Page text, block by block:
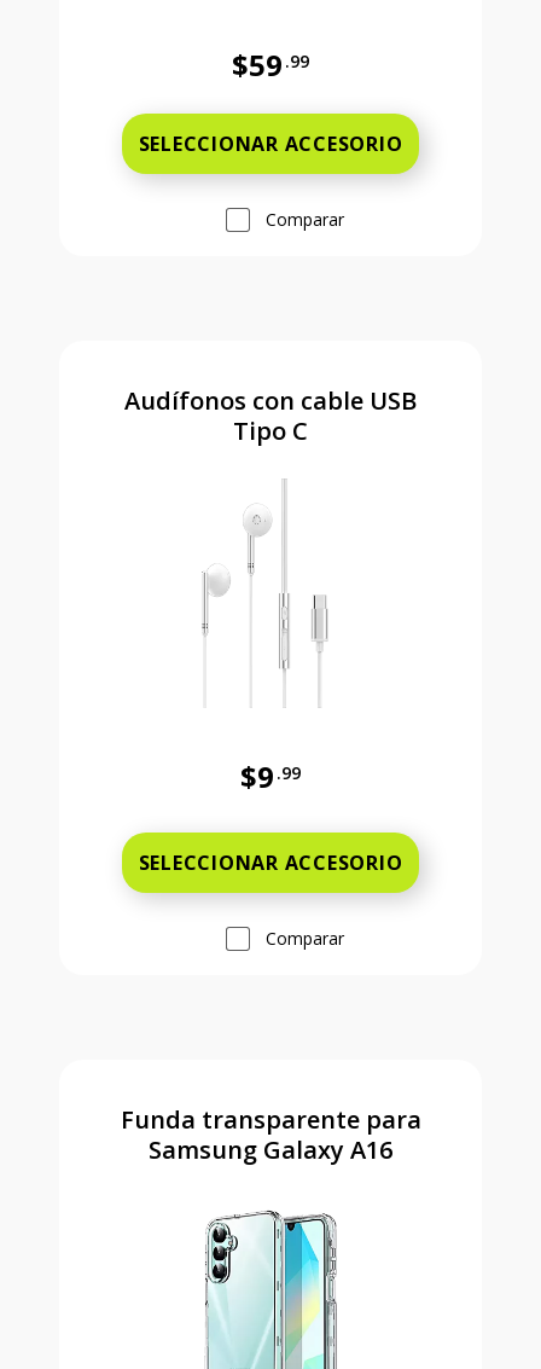
$59 .99
SELECCIONAR ACCESORIO
Comparar
Audífonos con cable USB
Tipo C
$9 .99
SELECCIONAR ACCESORIO
Comparar
Funda transparente para
Samsung Galaxy A16